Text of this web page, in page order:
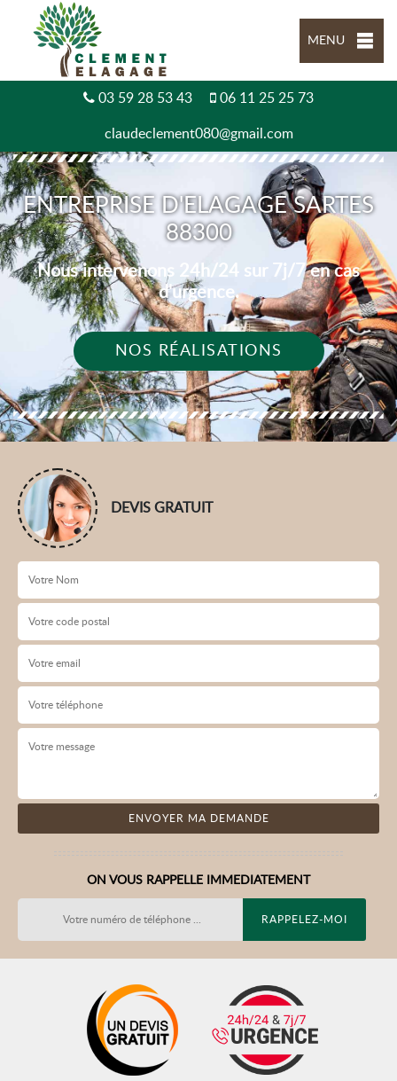
MENU
03 59 28 53 43 06 11 25 25 73
claudeclement080@gmail.com
ENTREPRISE D'ELAGAGE SARTES
88300
Nous intervenons 24h/24 sur 7j/7 en cas
d'urgence.
NOS RÉALISATIONS
DEVIS GRATUIT
ON VOUS RAPPELLE IMMEDIATEMENT